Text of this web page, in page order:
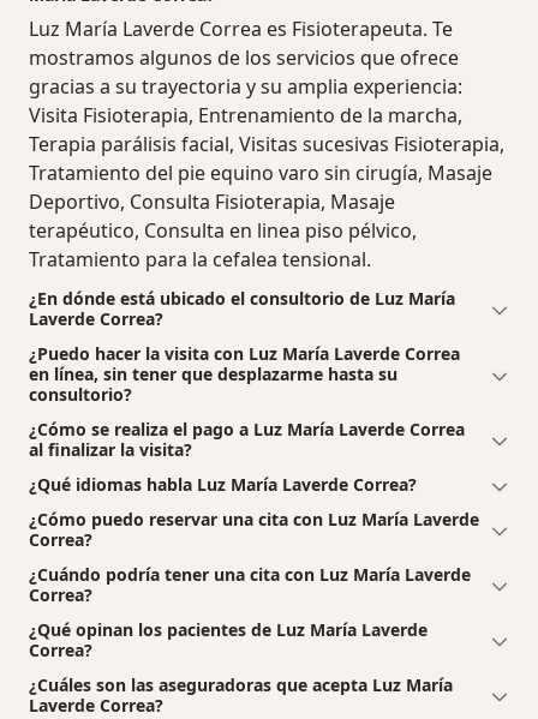
Luz María Laverde Correa es Fisioterapeuta. Te
mostramos algunos de los servicios que ofrece
gracias a su trayectoria y su amplia experiencia:
Visita Fisioterapia, Entrenamiento de la marcha,
Terapia parálisis facial, Visitas sucesivas Fisioterapia,
Tratamiento del pie equino varo sin cirugía, Masaje
Deportivo, Consulta Fisioterapia, Masaje
terapéutico, Consulta en linea piso pélvico,
Tratamiento para la cefalea tensional.
¿En dónde está ubicado el consultorio de Luz María
Laverde Correa?
¿Puedo hacer la visita con Luz María Laverde Correa
en línea, sin tener que desplazarme hasta su
consultorio?
¿Cómo se realiza el pago a Luz María Laverde Correa
al finalizar la visita?
¿Qué idiomas habla Luz María Laverde Correa?
¿Cómo puedo reservar una cita con Luz María Laverde
Correa?
¿Cuándo podría tener una cita con Luz María Laverde
Correa?
¿Qué opinan los pacientes de Luz María Laverde
Correa?
¿Cuáles son las aseguradoras que acepta Luz María
Laverde Correa?